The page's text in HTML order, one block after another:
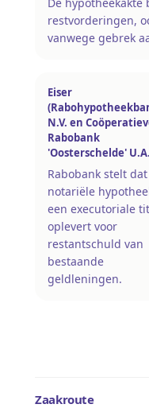
restvorderingen,
vanwege gebrek
Eiser
N.V. en
Rabobank
'Oosterschelde'
Rabobank stelt
notariële
een executoriale
oplevert voor
restantschuld van
bestaande
geldleningen.
Zaakroute